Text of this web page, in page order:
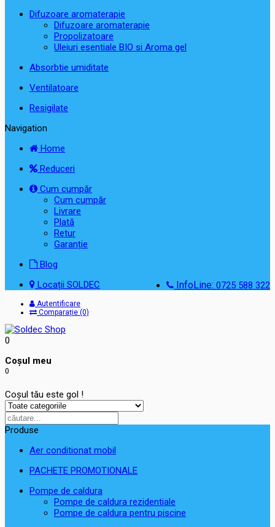
Difuzoare aromaterapie
Difuzoare aromaterapie
Propolizatoare
Uleiuri esentiale BIO si Aroma gel
Absorbtie umiditate
Ventilatoare
Resigilate
Navigation
Home
Reduceri
Cum cumpăr
Cum cumpăr
Livrare
Plată
Retur
Garanție
Blog
InfoLine: 0725 588 322
Locații SOLDEC
Autentificare
Comparație (0)
0
Coşul meu
0
Coșul tău este gol !
Produse
Aer conditionat mobil
PACHETE PROMOTIONALE
Pompe de caldura
Pompe de caldura rezidentiale
Pompe de caldura pentru piscine